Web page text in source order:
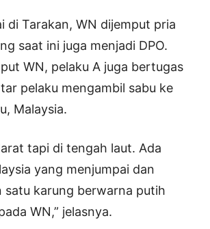
di Tarakan, WN dijemput pria
saat ini juga menjadi DPO.
WN, pelaku A juga bertugas
pelaku mengambil sabu ke
Malaysia.
tapi di tengah laut. Ada
yang menjumpai dan
satu karung berwarna putih
WN,” jelasnya.